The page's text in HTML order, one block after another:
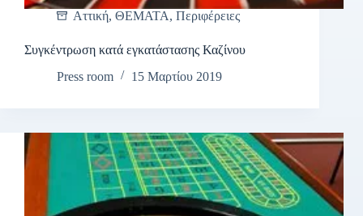
Αττική, ΘΕΜΑΤΑ, Περιφέρειες
Συγκέντρωση κατά εγκατάστασης Καζίνου
Press room
15 Μαρτίου 2019